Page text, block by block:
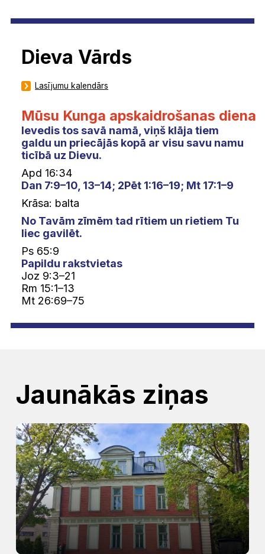
Dieva Vārds
Lasījumu kalendārs
Mūsu Kunga apskaidrošanas diena
Ievedis tos savā namā, viņš klāja tiem
galdu un priecājās kopā ar visu savu namu
ticībā uz Dievu.
Apd 16:34
Dan 7:9–10, 13–14; 2Pēt 1:16–19; Mt 17:1–9
Krāsa: balta
No Tavām zīmēm tad rītiem un rietiem Tu
liec gavilēt.
Ps 65:9
Papildu rakstvietas
Joz 9:3–21
Rm 15:1–13
Mt 26:69–75
Jaunākās ziņas